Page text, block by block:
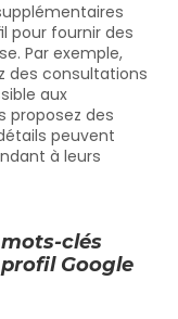
pour fournir des
Par exemple,
des consultations
aux
proposez des
peuvent
à leurs
clés
Google